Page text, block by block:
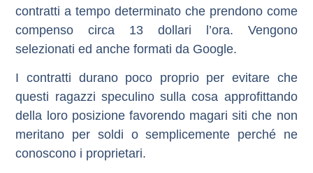
contratti a tempo determinato che prendono come
compenso circa 13 dollari l’ora. Vengono
selezionati ed anche formati da Google.
I contratti durano poco proprio per evitare che
questi ragazzi speculino sulla cosa approfittando
della loro posizione favorendo magari siti che non
meritano per soldi o semplicemente perché ne
conoscono i proprietari.